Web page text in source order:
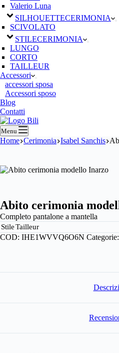
Valerio Luna
SILHOUETTECERIMONIA
SCIVOLATO
STILECERIMONIA
LUNGO
CORTO
TAILLEUR
Accessori
accessori sposa
Accessori sposo
Blog
Contatti
Menu
Home Cerimonia Isabel Sanchis
Abito cerimonia
Completo pantalone a mantella
StileTailleur
COD: IHE1WVVQ6O6N Categorie: